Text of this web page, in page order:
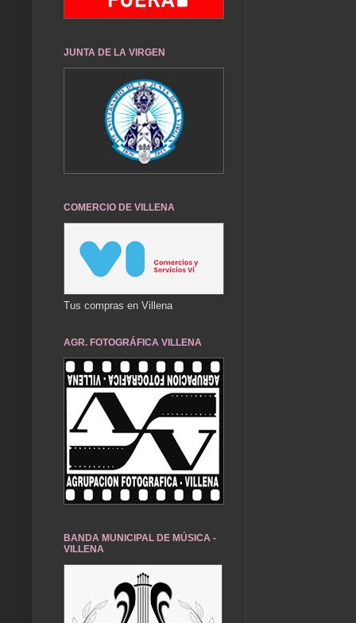
JUNTA DE LA VIRGEN
COMERCIO DE VILLENA
Tus compras en Villena
AGR. FOTOGRÁFICA VILLENA
BANDA MUNICIPAL DE MÚSICA -
VILLENA